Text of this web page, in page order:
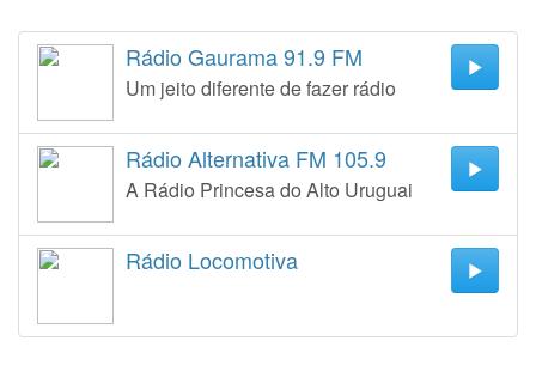
Rádio Gaurama 91.9 FM
Um jeito diferente de fazer rádio
Rádio Alternativa FM 105.9
A Rádio Princesa do Alto Uruguai
Rádio Locomotiva